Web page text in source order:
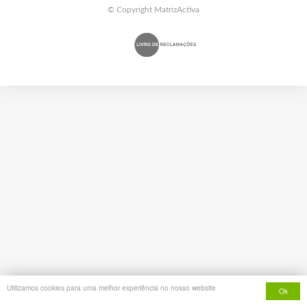
Ok
Utilizamos cookies para uma melhor experiência no nosso website
© Copyright MatrizActiva